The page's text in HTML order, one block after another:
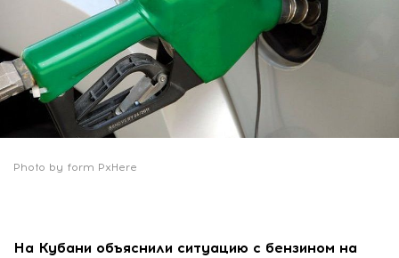
Photo by form PxHere
На Кубани объяснили ситуацию с бензином на